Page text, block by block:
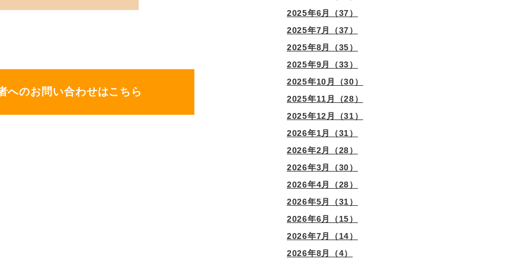
へのお問い合わせはこちら
2025年6月（37）
2025年7月（37）
2025年8月（35）
2025年9月（33）
2025年10月（30）
2025年11月（28）
2025年12月（31）
2026年1月（31）
2026年2月（28）
2026年3月（30）
2026年4月（28）
2026年5月（31）
2026年6月（15）
2026年7月（14）
2026年8月（4）